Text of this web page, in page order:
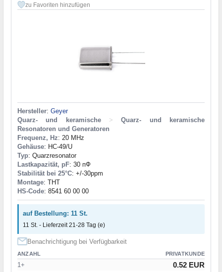
zu Favoriten hinzufügen
Hersteller: Geyer
Quarz- und keramische
>
Quarz- und keramische
Resonatoren und Generatoren
Frequenz, Hz: 20 MHz
Gehäuse: HC-49/U
Typ: Quarzresonator
Lastkapazität, pF: 30 пФ
Stabilität bei 25°C: +/-30ppm
Montage: THT
HS-Code: 8541 60 00 00
auf Bestellung: 11 St.
11 St. - Lieferzeit 21-28 Tag (e)
Benachrichtigung bei Verfügbarkeit
ANZAHL PRIVATKUNDE
1+ 0.52 EUR